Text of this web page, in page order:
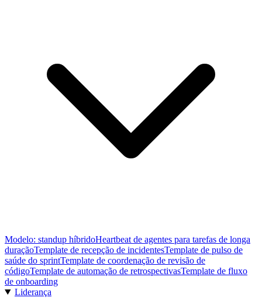
Modelo: standup híbridoHeartbeat de agentes para tarefas de longa
duraçãoTemplate de recepção de incidentesTemplate de pulso de
saúde do sprintTemplate de coordenação de revisão de
códigoTemplate de automação de retrospectivasTemplate de fluxo
de onboarding
Liderança